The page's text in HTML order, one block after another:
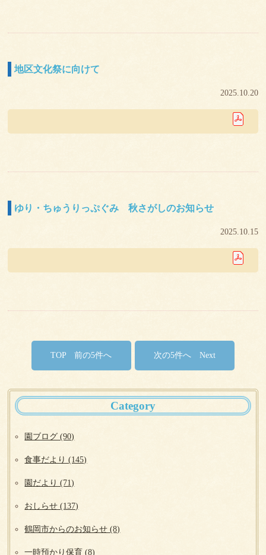
地区文化祭に向けて
2025.10.20
ゆり・ちゅうりっぷぐみ 秋さがしのお知らせ
2025.10.15
TOP Next
Category
園ブログ (90)
食事だより (145)
園だより (71)
おしらせ (137)
鶴岡市からのお知らせ (8)
一時預かり保育 (8)